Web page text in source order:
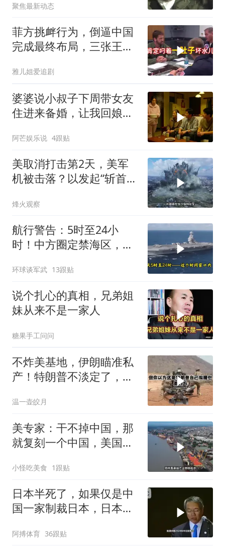
聚焦最新动态
菲方挑衅行为，倒逼中国
完成最终布局，三张王牌
雅儿姐爱追剧
婆婆说小叔子下周带女友
住进来备婚，让我回娘家
阿芒娱乐说 4跟贴
美取消打击第2天，美军
机被击落？以发起“斩首行
烽火观察
航行警告：5时至24小
时！中方圈定禁海区，美
权已定
环球谈军武 13跟贴
说个扎心的真相，兄弟姐
妹从来不是一家人
糖果手工问问
不炸美基地，伊朗瞄准私
产！特朗普不淡定了，被
温一壶皎月
美专家：干不掉中国，那
就复刻一个中国，美国看
小怪吃美食 1跟贴
日本半死了，如果仅是中
国一家制裁日本，日本可
阿搏体育 36跟贴